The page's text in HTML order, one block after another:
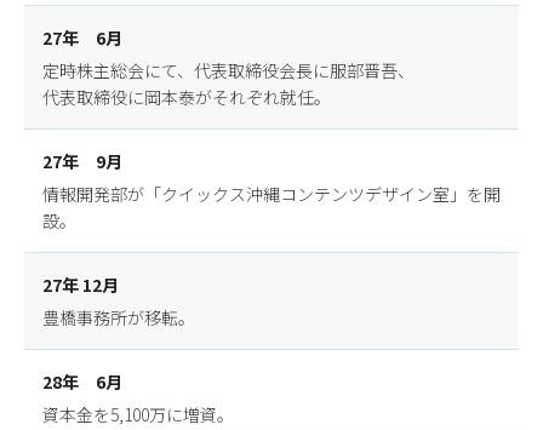
27年 6月
定時株主総会にて、代表取締役会長に服部晋吾、
代表取締役に岡本泰がそれぞれ就任。
27年 9月
情報開発部が「クイックス沖縄コンテンツデザイン室」を開
設。
27年 12月
豊橋事務所が移転。
28年 6月
資本金を5,100万に増資。